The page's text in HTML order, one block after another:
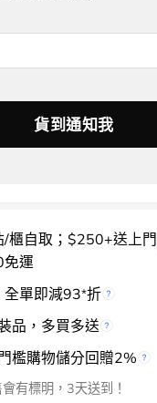
櫃自取；$250+送上門
運
單即減93*折
品，多買多送
檻購物儲分回贈2%
有標明，3天送到！